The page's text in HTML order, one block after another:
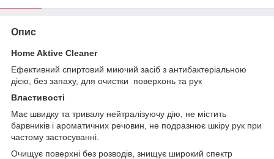
Опис
Home Aktive Cleaner
Ефективний спиртовий миючий засіб з антибактеріальною
дією, без запаху, для очистки поверхонь та рук
Властивості
Має швидку та тривалу нейтралізуючу дію, не містить
барвників і ароматичних речовин, не подразнює шкіру рук при
частому застосуванні.
Очищує поверхні без розводів, знищує широкий спектр